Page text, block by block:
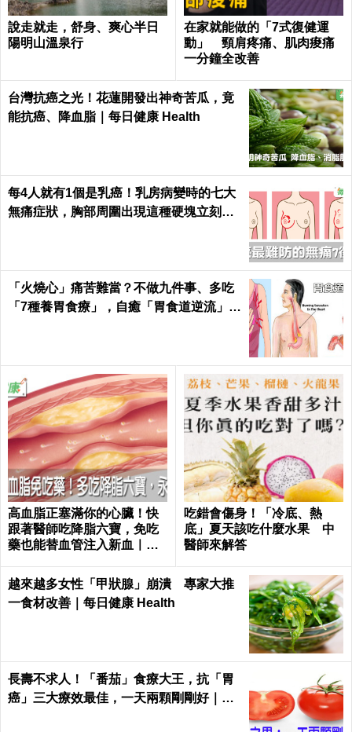
說走就走，舒身、爽心半日
陽明山溫泉行
在家就能做的「7式復健運
動」 頸肩疼痛、肌肉痠痛
一分鐘全改善
台灣抗癌之光！花蓮開發出神奇苦瓜，竟
能抗癌、降血脂｜每日健康 Health
每4人就有1個是乳癌！乳房病變時的七大
無痛症狀，胸部周圍出現這種硬塊立刻就
「火燒心」痛苦難當？不做九件事、多吃
「7種養胃食療」，自癒「胃食道逆流」不
高血脂正塞滿你的心臟！快
跟著醫師吃降脂六寶，免吃
藥也能替血管注入新血｜每
吃錯會傷身！「冷底、熱
底」夏天該吃什麼水果 中
醫師來解答
越來越多女性「甲狀腺」崩潰 專家大推
一食材改善｜每日健康 Health
長壽不求人！「番茄」食療大王，抗「胃
癌」三大療效最佳，一天兩顆剛剛好｜每